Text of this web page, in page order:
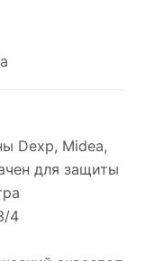
Dexp, Midea,
для защиты
4